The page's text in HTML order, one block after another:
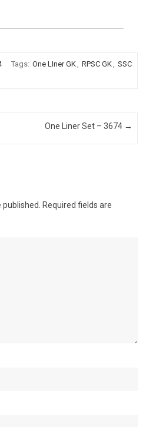
Tags: One LIner GK, RPSC GK, SSC
One Liner Set – 3674 →
Required fields are